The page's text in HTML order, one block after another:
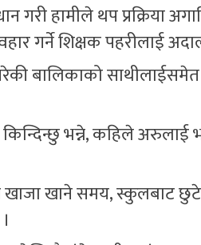
गरी हामीले थप प्रक्रिया
गर्ने शिक्षक पहरीलाई
बालिकाको
भन्ने, कहिले
खाजा खाने समय, स्कुलबाट